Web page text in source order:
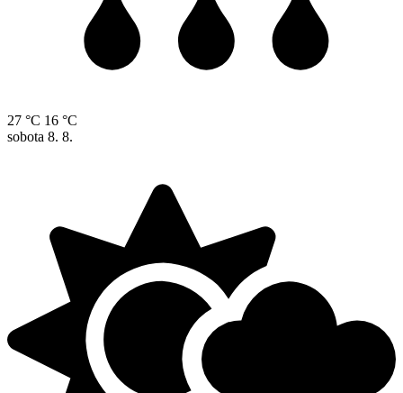
27 °C 16 °C
sobota 8. 8.